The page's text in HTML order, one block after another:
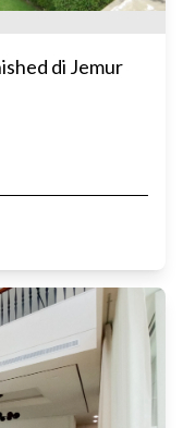
di Jemur